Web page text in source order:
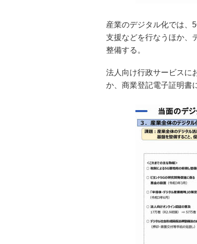
産業のデジタル化では、
支援などを行なうほか、
整備する。
法人向け行政サービスに
か、商業登記電子証明書